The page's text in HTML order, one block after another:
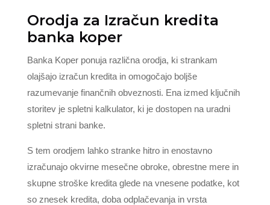
Orodja za Izračun kredita
banka koper
Banka Koper ponuja različna orodja, ki strankam
olajšajo izračun kredita in omogočajo boljše
razumevanje finančnih obveznosti. Ena izmed ključnih
storitev je spletni kalkulator, ki je dostopen na uradni
spletni strani banke.
S tem orodjem lahko stranke hitro in enostavno
izračunajo okvirne mesečne obroke, obrestne mere in
skupne stroške kredita glede na vnesene podatke, kot
so znesek kredita, doba odplačevanja in vrsta